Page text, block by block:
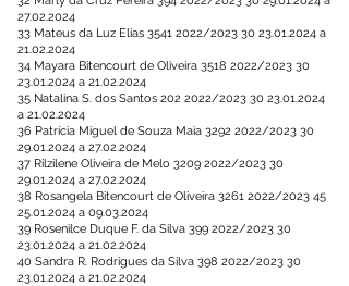
27.02.2024
33 Mateus da Luz Elias 3541 2022/2023 30 23.01.2024 a
21.02.2024
34 Mayara Bitencourt de Oliveira 3518 2022/2023 30
23.01.2024 a 21.02.2024
35 Natalina S. dos Santos 202 2022/2023 30 23.01.2024
a 21.02.2024
36 Patrícia Miguel de Souza Maia 3292 2022/2023 30
29.01.2024 a 27.02.2024
37 Rilzilene Oliveira de Melo 3209 2022/2023 30
29.01.2024 a 27.02.2024
38 Rosangela Bitencourt de Oliveira 3261 2022/2023 45
25.01.2024 a 09.03.2024
39 Rosenilce Duque F. da Silva 399 2022/2023 30
23.01.2024 a 21.02.2024
40 Sandra R. Rodrigues da Silva 398 2022/2023 30
23.01.2024 a 21.02.2024